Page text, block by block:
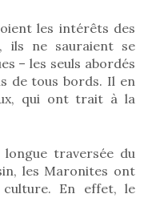
les intérêts des
ils ne sauraient se
– les seuls abordés
de tous bords. Il en
qui ont trait à la
traversée du
les Maronites ont
En effet, le